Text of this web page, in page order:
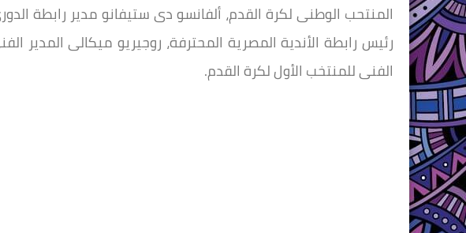
المنتحب الوطنى لكرة القدم، ألفانسو دى ستيفانو مدير رابطة
رئيس رابطة الأندية المصرية المحترفة، روجيريو ميكالى المدير
الفنى للمنتخب الأول لكرة القدم.